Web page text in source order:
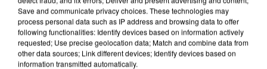
Save and communicate privacy choices. These technologies may
process personal data such as IP address and browsing data to offer
following functionalities: Identify devices based on information actively
requested; Use precise geolocation data; Match and combine data from
other data sources; Link different devices; Identify devices based on
information transmitted automatically.